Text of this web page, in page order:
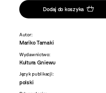
Dodaj do koszyka
Autor:
Mariko Tamaki
Wydawnictwo:
Kultura Gniewu
Język publikacji:
polski